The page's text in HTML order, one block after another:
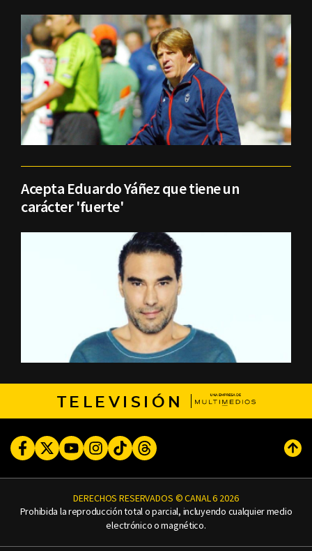
Acepta Eduardo Yáñez que tiene un
carácter 'fuerte'
TELEVISIÓN
FacebookTwitterYoutubeInstagram
TikTokThreads
DERECHOS RESERVADOS © CANAL 6 2026
Prohibida la reproducción total o parcial, incluyendo cualquier medio
electrónico o magnético.